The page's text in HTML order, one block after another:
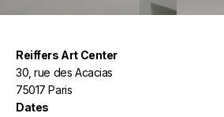
Reiffers Art Center
30, rue des Acacias
75017 Paris
Dates